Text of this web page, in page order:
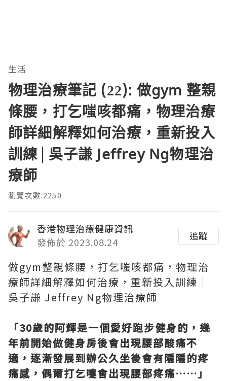
生活
物理治療筆記 (22): 做gym 整親
條腰，打乞嗤咳都痛，物理治療
師詳細解釋如何治療，重新投入
訓練│吳子謙 Jeffrey Ng物理治
療師
瀏覽次數:2250
香港物理治療健康資訊
發佈於 2023.08.24
追蹤
做gym整親條腰，打乞嗤咳都痛，物理治
療師詳細解釋如何治療，重新投入訓練│
吳子謙 Jeffrey Ng物理治療師
「30歲的阿輝是一個愛好跑步健身的，幾
年前開始做健身房後會出現腰部酸痛不
適，逐漸發展到辦公久坐後會有隱隱的疼
痛感，偶爾打乞嚏會出現腰部疼痛……」